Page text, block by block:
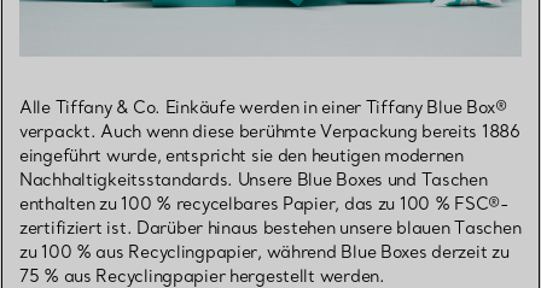
Alle Tiffany & Co. Einkäufe werden in einer Tiffany Blue Box®
verpackt. Auch wenn diese berühmte Verpackung bereits 1886
eingeführt wurde, entspricht sie den heutigen modernen
Nachhaltigkeitsstandards. Unsere Blue Boxes und Taschen
enthalten zu 100 % recycelbares Papier, das zu 100 % FSC®-
zertifiziert ist. Darüber hinaus bestehen unsere blauen Taschen
zu 100 % aus Recyclingpapier, während Blue Boxes derzeit zu
75 % aus Recyclingpapier hergestellt werden.